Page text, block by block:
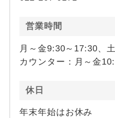
営業時間
月～金9:30～17:30、
カウンター：月～金
休日
年末年始はお休み